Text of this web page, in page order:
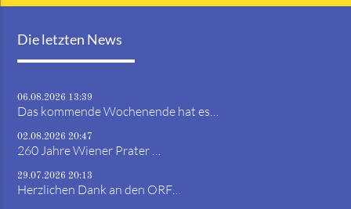
Die letzten News
06.08.2026 13:39
Das kommende Wochenende hat es…
02.08.2026 20:47
260 Jahre Wiener Prater …
29.07.2026 20:13
Herzlichen Dank an den ORF…